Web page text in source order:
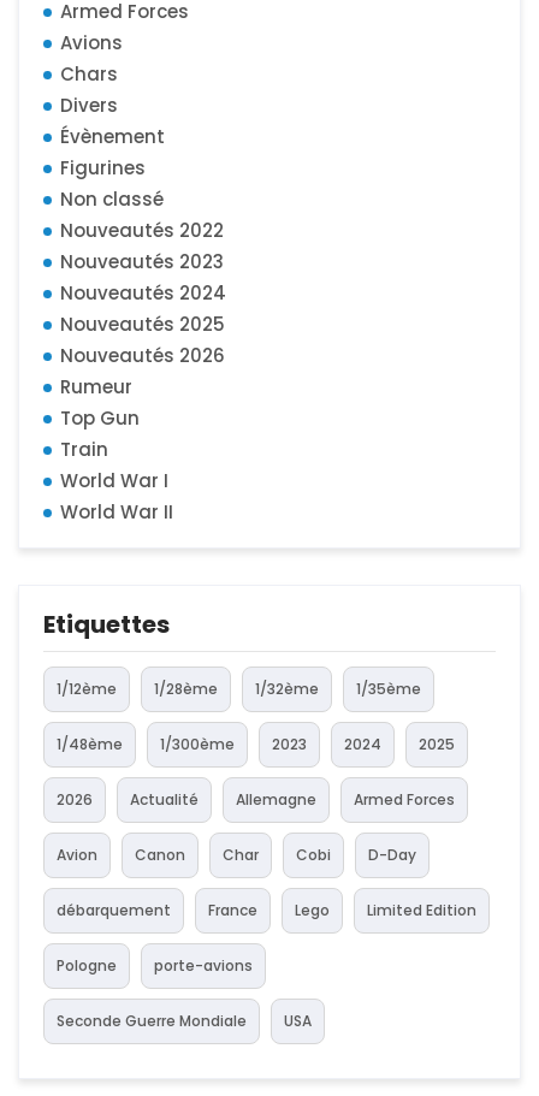
Armed Forces
Avions
Chars
Divers
Évènement
Figurines
Non classé
Nouveautés 2022
Nouveautés 2023
Nouveautés 2024
Nouveautés 2025
Nouveautés 2026
Rumeur
Top Gun
Train
World War I
World War II
Etiquettes
1/12ème 1/28ème 1/32ème 1/35ème
1/48ème 1/300ème 2023 2024 2025
2026 Actualité Allemagne Armed Forces
Avion Canon Char Cobi D-Day
débarquement France Lego Limited Edition
Pologne porte-avions
Seconde Guerre Mondiale USA